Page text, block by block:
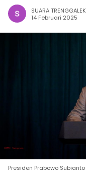
SUARA TRENGGALEK
14 Februari 2025
Presiden Prabowo Subianto